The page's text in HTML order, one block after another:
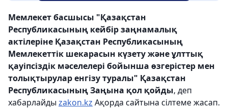
Мемлекет басшысы "Қазақстан
Республикасының кейбір заңнамалық
актілеріне Қазақстан Республикасының
Мемлекеттік шекарасын күзету және ұлттық
қауіпсіздік мәселелері бойынша өзгерістер мен
толықтырулар енгізу туралы" Қазақстан
Республикасының Заңына қол қойды, деп
хабарлайды zakon.kz Ақорда сайтына сілтеме жасап.